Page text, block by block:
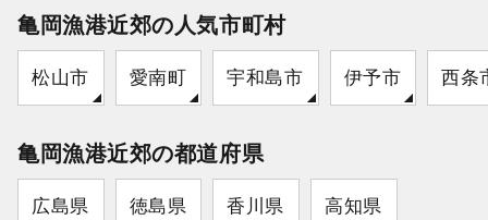
亀岡漁港近郊の人気市町村
松山市 愛南町 宇和島市 伊予市 西条
亀岡漁港近郊の都道府県
広島県 徳島県 香川県 高知県